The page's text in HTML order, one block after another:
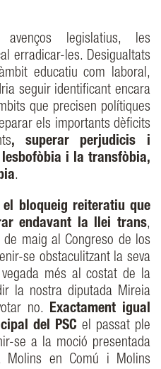
legislatius, les
erradicar-les. Desigualtats
educatiu com laboral,
seguir identificant encara
que precisen polítiques
els importants dèficits
, superar perjudicis i
i la transfòbia,
.
el bloqueig reiteratiu que
endavant la llei trans,
maig al Congreso de los
se obstaculitzant la seva
més al costat de la
la nostra diputada Mireia
no. Exactament igual
del PSC el passat ple
se a la moció presentada
Molins en Comú i Molins